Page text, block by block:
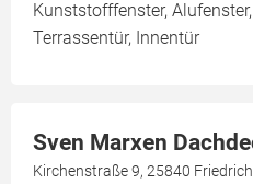
Kunststofffenster,
Terrassentür, Innentür
Sven Marxen
Kirchenstraße 9, 25840